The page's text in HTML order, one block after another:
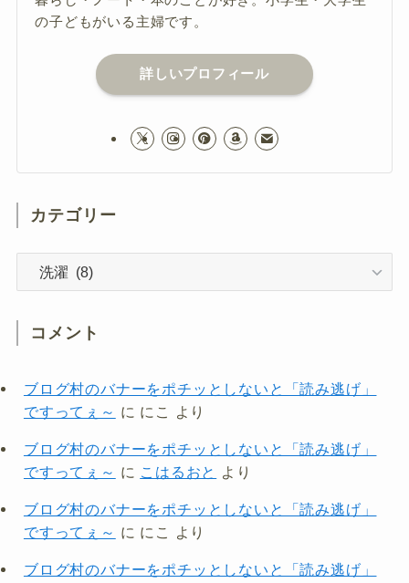
の子どもがいる主婦です。
詳しいプロフィール
カテゴリー
コメント
ブログ村のバナーをポチッとしないと「読み逃げ」
ですってぇ～ に にこ より
ブログ村のバナーをポチッとしないと「読み逃げ」
ですってぇ～ に こはるおと より
ブログ村のバナーをポチッとしないと「読み逃げ」
ですってぇ～ に にこ より
ブログ村のバナーをポチッとしないと「読み逃げ」